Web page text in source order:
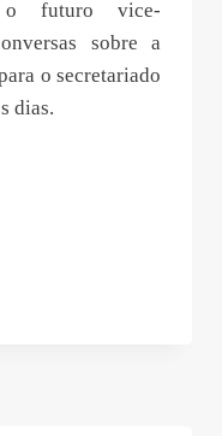
o futuro vice-
sobre a
o secretariado
dias.